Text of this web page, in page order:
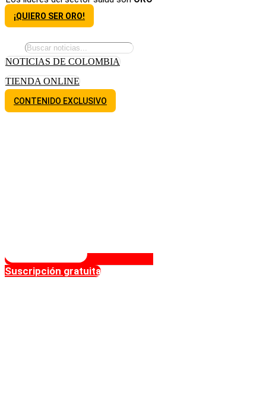
¡QUIERO SER ORO!
NOTICIAS DE COLOMBIA
TIENDA ONLINE
CONTENIDO EXCLUSIVO
Suscripción gratuita